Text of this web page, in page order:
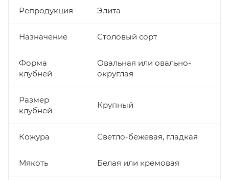
Репродукция Элита
Назначение Столовый сорт
Форма
клубней
Овальная или овально-
округлая
Размер
клубней
Крупный
Кожура Светло-бежевая, гладкая
Мякоть Белая или кремовая